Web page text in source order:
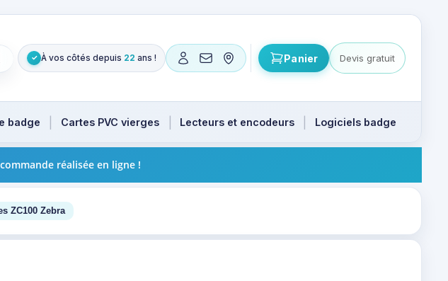
pour les suggestions produits. Flèches haut et bas pour naviguer, Entrée
la recherche
Panier Devis gratuit
✓ À vos côtés depuis 22 ans !
badge Cartes PVC vierges Lecteurs et encodeurs Logiciels badge
réalisée en ligne !
ZC100 Zebra 4